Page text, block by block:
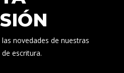
novedades de nuestras
escritura.